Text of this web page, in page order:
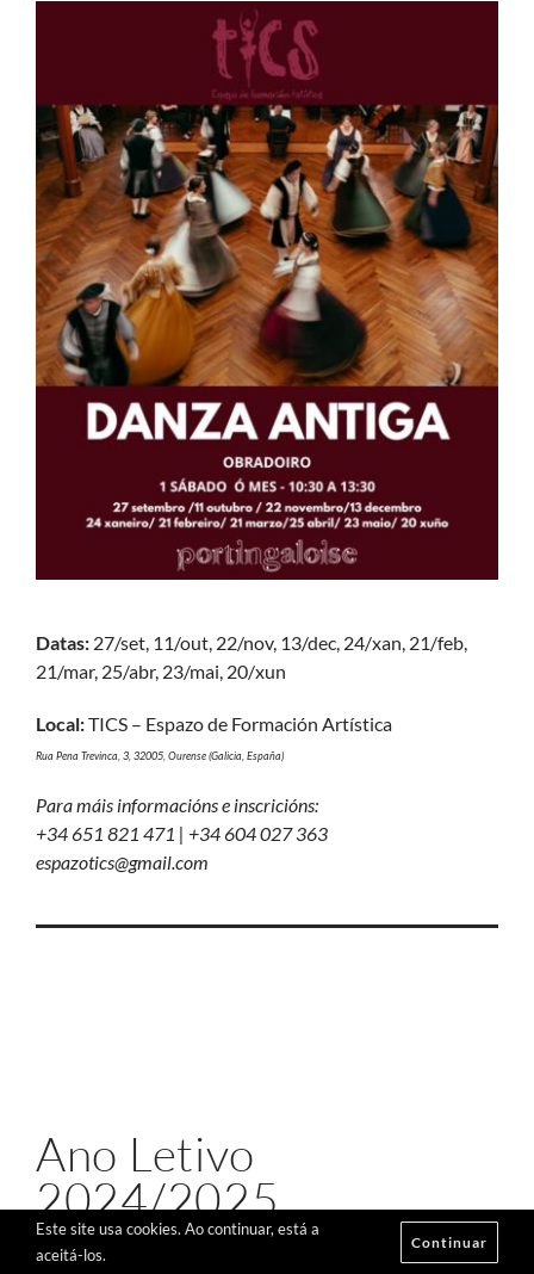
Datas: 27/set, 11/out, 22/nov, 13/dec, 24/xan, 21/feb,
21/mar, 25/abr, 23/mai, 20/xun
Local:TICS – Espazo de Formación Artística
Rua Pena Trevinca, 3, 32005, Ourense (Galicia, España)
Para máis informacións e inscricións:
+34 651 821 471 | +34 604 027 363
espazotics@gmail.com
Ano Letivo
2024/2025
Este site usa cookies. Ao continuar, está a
aceitá-los.
Continuar